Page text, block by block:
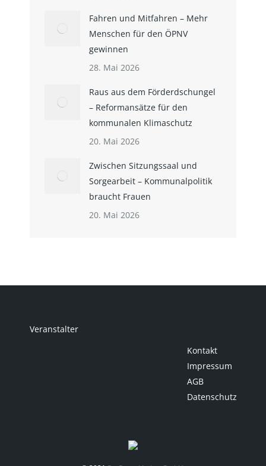
Fahren und Mitfahren – Mehr
Menschen für den ÖPNV
gewinnen
28. Mai 2026
Raus aus dem Förderdschungel
– Reformansätze für den
kommunalen Klimaschutz
20. Mai 2026
Zwischen Sitzungssaal und
Sorgearbeit – Kommunalpolitik
braucht Frauen
20. Mai 2026
Veranstalter
Kontakt
Impressum
AGB
Datenschutz